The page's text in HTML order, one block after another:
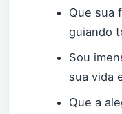
Que sua
guiando
Sou
sua vida
Que a